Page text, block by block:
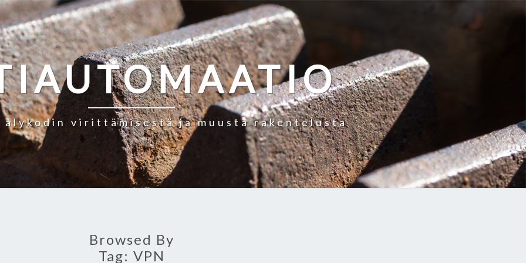
virittämisestä ja muusta rakentelusta
Browsed By
Tag: VPN